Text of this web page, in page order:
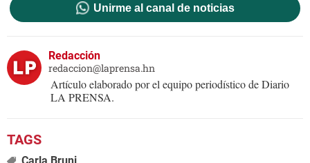
Unirme al canal de noticias
Redacción
redaccion@laprensa.hn
Artículo elaborado por el equipo periodístico de Diario
LA PRENSA.